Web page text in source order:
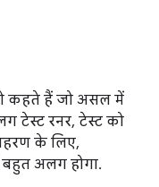
कहते हैं जो असल में
टेस्ट रनर, टेस्ट को
के लिए,
बहुत अलग होगा.